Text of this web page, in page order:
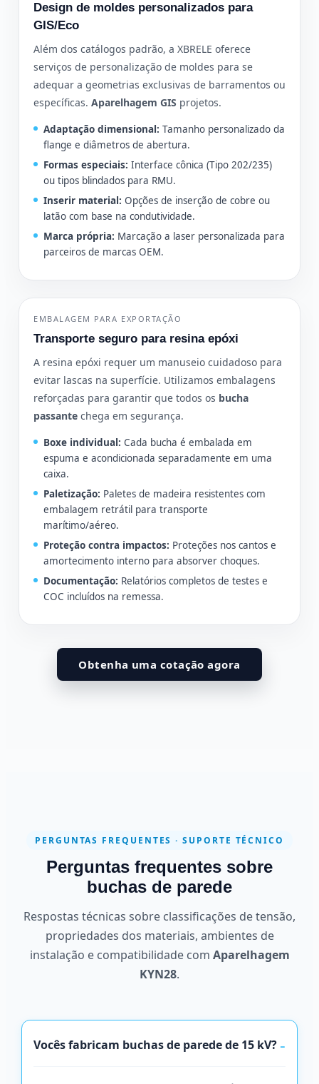
Design de moldes personalizados para
GIS/Eco
Além dos catálogos padrão, a XBRELE oferece
serviços de personalização de moldes para se
adequar a geometrias exclusivas de barramentos ou
específicas. Aparelhagem GIS projetos.
Adaptação dimensional: Tamanho personalizado da
flange e diâmetros de abertura.
Formas especiais: Interface cônica (Tipo 202/235)
ou tipos blindados para RMU.
Inserir material: Opções de inserção de cobre ou
latão com base na condutividade.
Marca própria: Marcação a laser personalizada para
parceiros de marcas OEM.
EMBALAGEM PARA EXPORTAÇÃO
Transporte seguro para resina epóxi
A resina epóxi requer um manuseio cuidadoso para
evitar lascas na superfície. Utilizamos embalagens
reforçadas para garantir que todos os bucha
passante chega em segurança.
Boxe individual: Cada bucha é embalada em
espuma e acondicionada separadamente em uma
caixa.
Paletização: Paletes de madeira resistentes com
embalagem retrátil para transporte
marítimo/aéreo.
Proteção contra impactos: Proteções nos cantos e
amortecimento interno para absorver choques.
Documentação: Relatórios completos de testes e
COC incluídos na remessa.
Obtenha uma cotação agora
PERGUNTAS FREQUENTES · SUPORTE TÉCNICO
Perguntas frequentes sobre
buchas de parede
Respostas técnicas sobre classificações de tensão,
propriedades dos materiais, ambientes de
instalação e compatibilidade com Aparelhagem
KYN28.
Vocês fabricam buchas de parede de 15 kV?